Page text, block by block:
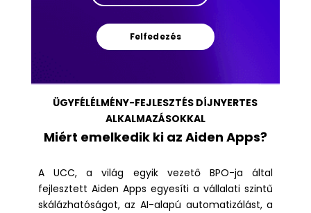
Felfedezés
ÜGYFÉLÉLMÉNY-FEJLESZTÉS DÍJNYERTES
ALKALMAZÁSOKKAL
Miért emelkedik ki az Aiden Apps?
A UCC, a világ egyik vezető BPO-ja által
fejlesztett Aiden Apps egyesíti a vállalati szintű
skálázhatóságot, az AI-alapú automatizálást, a